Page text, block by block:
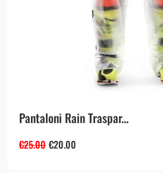
Pantaloni Rain Traspar...
€25.00 €20.00